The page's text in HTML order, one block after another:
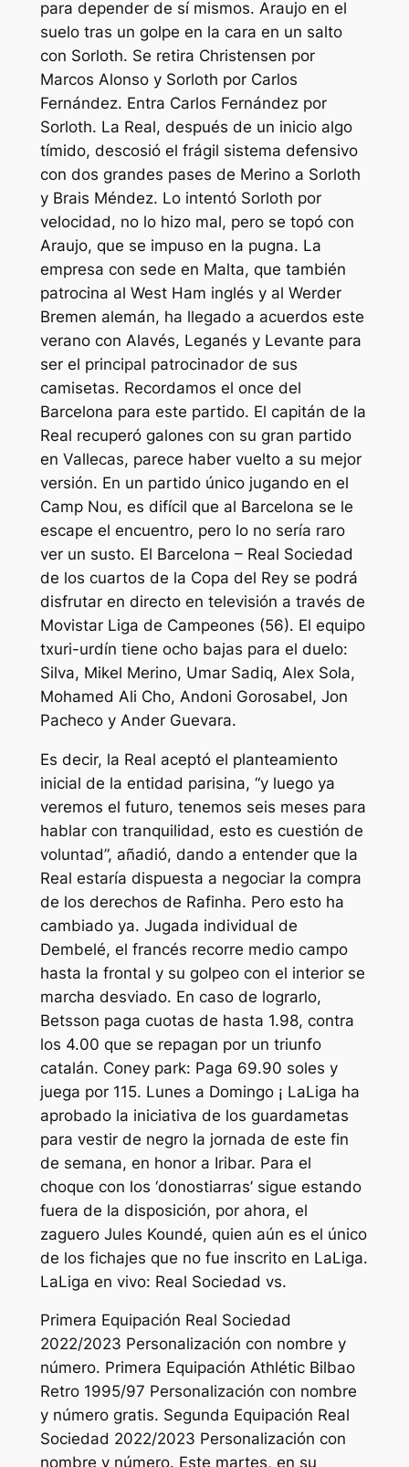
para depender de sí mismos. Araujo en el
suelo tras un golpe en la cara en un salto
con Sorloth. Se retira Christensen por
Marcos Alonso y Sorloth por Carlos
Fernández. Entra Carlos Fernández por
Sorloth. La Real, después de un inicio algo
tímido, descosió el frágil sistema defensivo
con dos grandes pases de Merino a Sorloth
y Brais Méndez. Lo intentó Sorloth por
velocidad, no lo hizo mal, pero se topó con
Araujo, que se impuso en la pugna. La
empresa con sede en Malta, que también
patrocina al West Ham inglés y al Werder
Bremen alemán, ha llegado a acuerdos este
verano con Alavés, Leganés y Levante para
ser el principal patrocinador de sus
camisetas. Recordamos el once del
Barcelona para este partido. El capitán de la
Real recuperó galones con su gran partido
en Vallecas, parece haber vuelto a su mejor
versión. En un partido único jugando en el
Camp Nou, es difícil que al Barcelona se le
escape el encuentro, pero lo no sería raro
ver un susto. El Barcelona – Real Sociedad
de los cuartos de la Copa del Rey se podrá
disfrutar en directo en televisión a través de
Movistar Liga de Campeones (56). El equipo
txuri-urdín tiene ocho bajas para el duelo:
Silva, Mikel Merino, Umar Sadiq, Alex Sola,
Mohamed Ali Cho, Andoni Gorosabel, Jon
Pacheco y Ander Guevara.
Es decir, la Real aceptó el planteamiento
inicial de la entidad parisina, “y luego ya
veremos el futuro, tenemos seis meses para
hablar con tranquilidad, esto es cuestión de
voluntad”, añadió, dando a entender que la
Real estaría dispuesta a negociar la compra
de los derechos de Rafinha. Pero esto ha
cambiado ya. Jugada individual de
Dembelé, el francés recorre medio campo
hasta la frontal y su golpeo con el interior se
marcha desviado. En caso de lograrlo,
Betsson paga cuotas de hasta 1.98, contra
los 4.00 que se repagan por un triunfo
catalán. Coney park: Paga 69.90 soles y
juega por 115. Lunes a Domingo ¡ LaLiga ha
aprobado la iniciativa de los guardametas
para vestir de negro la jornada de este fin
de semana, en honor a Iribar. Para el
choque con los ‘donostiarras’ sigue estando
fuera de la disposición, por ahora, el
zaguero Jules Koundé, quien aún es el único
de los fichajes que no fue inscrito en LaLiga.
LaLiga en vivo: Real Sociedad vs.
Primera Equipación Real Sociedad
2022/2023 Personalización con nombre y
número. Primera Equipación Athlétic Bilbao
Retro 1995/97 Personalización con nombre
y número gratis. Segunda Equipación Real
Sociedad 2022/2023 Personalización con
nombre y número. Este martes, en su